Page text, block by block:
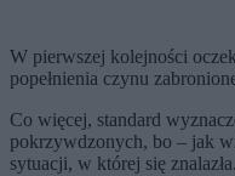
W pierwszej kolejności
popełnienia czynu
Co więcej, standard
pokrzywdzonych, bo – jak
sytuacji, w której się znalazła.